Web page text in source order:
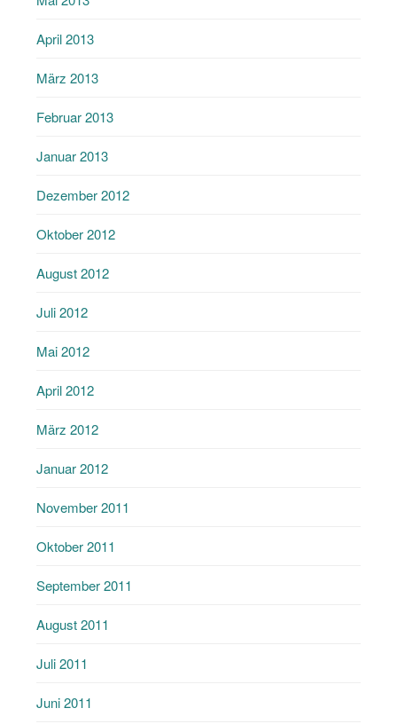
April 2013
März 2013
Februar 2013
Januar 2013
Dezember 2012
Oktober 2012
August 2012
Juli 2012
Mai 2012
April 2012
März 2012
Januar 2012
November 2011
Oktober 2011
September 2011
August 2011
Juli 2011
Juni 2011